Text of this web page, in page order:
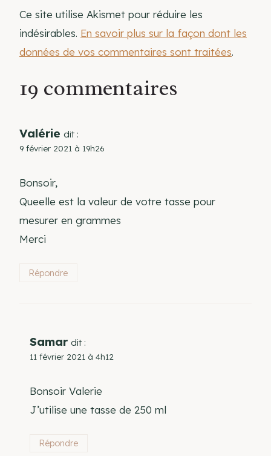
Ce site utilise Akismet pour réduire les
indésirables. En savoir plus sur la façon dont les
données de vos commentaires sont traitées.
19 commentaires
Valérie dit :
9 février 2021 à 19h26
Bonsoir,
Queelle est la valeur de votre tasse pour
mesurer en grammes
Merci
Répondre
Samar dit :
11 février 2021 à 4h12
Bonsoir Valerie
J’utilise une tasse de 250 ml
Répondre